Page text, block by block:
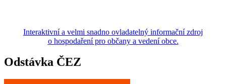
Interaktivní a velmi snadno ovladatelný informační zdroj
o hospodaření pro občany a vedení obce.
Odstávka ČEZ